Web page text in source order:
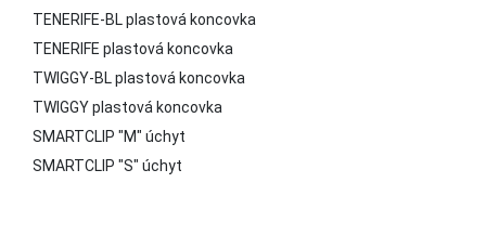
TENERIFE-BL plastová koncovka
TENERIFE plastová koncovka
TWIGGY-BL plastová koncovka
TWIGGY plastová koncovka
SMARTCLIP "M" úchyt
SMARTCLIP "S" úchyt